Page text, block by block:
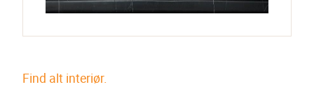
Find alt interiør.